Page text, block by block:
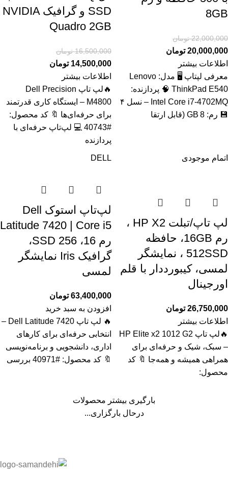
8GB
22,000,000 تومان
20,000,000 تومان
اطلاعات بیشتر
معرفی لپتاپ 🖥️ مدل: Lenovo
ThinkPad E540 🧠 پردازنده:
Intel Core i7‑4702MQ – نسل ۴
💾 رم: 8 GB (قابل ارتقا
SSD و گرافیک NVIDIA
Quadro 2GB
16,500,000 تومان
14,500,000 تومان
اطلاعات بیشتر
🔥لپ تاپ Dell Precision
M4800 – ایستگاه کاری قدرتمند
برای حرفه‌ای‌ها 🔖 کد محصول:
#40743 💻 لپ‌تاپ حرفه‌ای با
پردازنده
اتمام موجودی
لپ تاپ/تبلت HP X2 ،
رم 16GB، حافظه
512SSD ، نمایشگر
لمسی، کیبورددار با قلم
اورجینال
26,750,000 تومان
اطلاعات بیشتر
🔥لپ تاپ HP Elite x2 1012 G2
– سبک، شیک و حرفه‌ای برای
همراهی همیشه و همه‌جا 🔖 کد
محصول:
DELL
لپ‌تاپ استوک Dell
Latitude 7420 | Core i5
رم 16، SSD 256،
گرافیک Iris نمایشگر
لمسی
63,400,000 تومان
افزودن به سبد خرید
🔥 لپ تاپ Dell Latitude 7420 –
انتخابی حرفه‌ای برای کارهای
اداری، دانشجویی و برنامه‌نویسی
🔖 کد محصول: #40971 بررسی
بارگیری بیشتر محصولات
درحال بارگزاری...